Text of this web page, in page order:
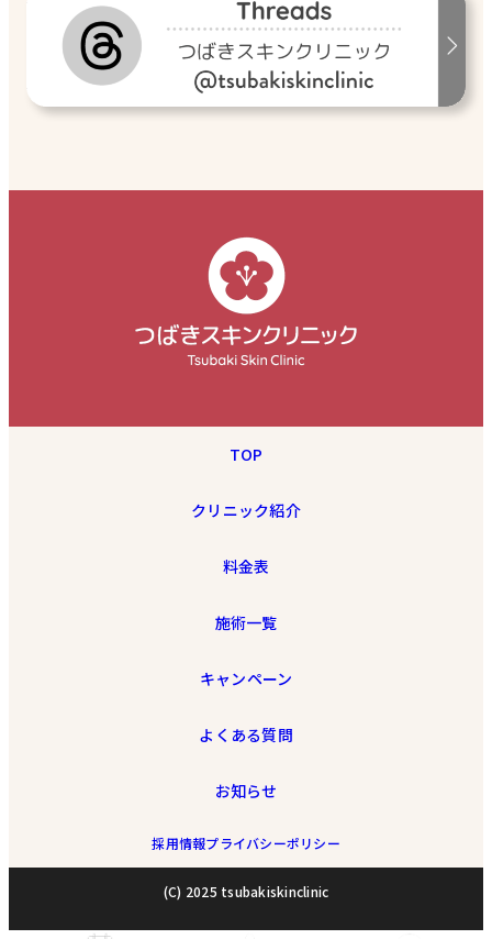
TOP
クリニック紹介
料金表
施術一覧
キャンペーン
よくある質問
お知らせ
採用情報プライバシーポリシー
(C) 2025 tsubakiskinclinic